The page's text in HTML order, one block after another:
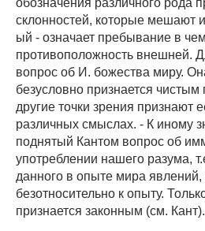
склонностей, которые мешают
ый - означает пребывание в
противоположность внешней.
вопрос об И. божества миру.
безусловно признается
другие точки зрения признают
различных смыслах. - К иному
поднятый Кантом вопрос об
употреблении нашего разума,
данного в опыте мира
безотносительно к опыту.
признается законным (см.